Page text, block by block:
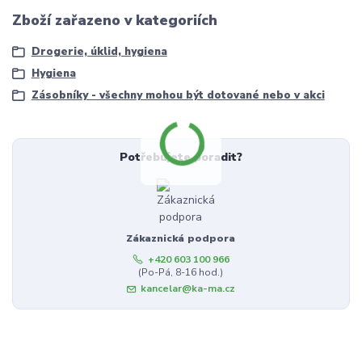
Zboží zařazeno v kategoriích
Drogerie, úklid, hygiena
Hygiena
Zásobníky - všechny mohou být dotované nebo v akci
Potřebujete poradit?
Zákaznická podpora
+420 603 100 966
(Po-Pá, 8-16 hod.)
kancelar@ka-ma.cz